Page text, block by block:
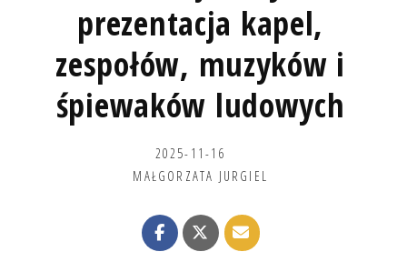
prezentacja kapel,
zespołów, muzyków i
śpiewaków ludowych
2025-11-16
MAŁGORZATA JURGIEL